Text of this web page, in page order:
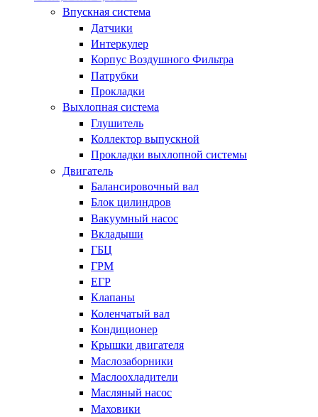
Впускная система
Датчики
Интеркулер
Корпус Воздушного Фильтра
Патрубки
Прокладки
Выхлопная система
Глушитель
Коллектор выпускной
Прокладки выхлопной системы
Двигатель
Балансировочный вал
Блок цилиндров
Вакуумный насос
Вкладыши
ГБЦ
ГРМ
ЕГР
Клапаны
Коленчатый вал
Кондиционер
Крышки двигателя
Маслозаборники
Маслоохладители
Масляный насос
Маховики